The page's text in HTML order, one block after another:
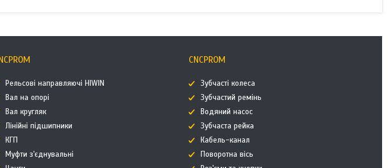
Рельсові направляючі HIWIN
Вал на опорі
Вал кругляк
Лінійні підшипники
КГП
Муфти з'єднувальні
CNCPROM
Зубчасті колеса
Зубчастий ремінь
Водяний насос
Зубчаста рейка
Кабель-канал
Поворотна вісь